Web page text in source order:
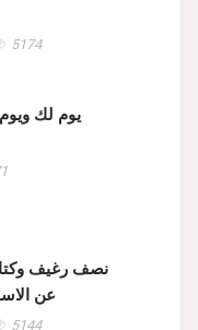
5174
يوم لك ويوم
عن
5144